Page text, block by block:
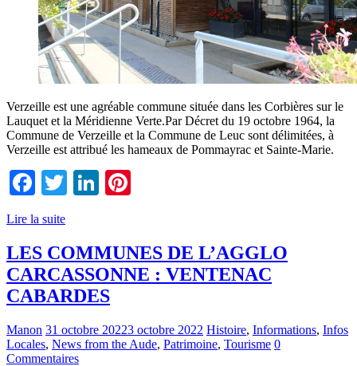
Verzeille est une agréable commune située dans les Corbières sur le
Lauquet et la Méridienne Verte.Par Décret du 19 octobre 1964, la
Commune de Verzeille et la Commune de Leuc sont délimitées, à
Verzeille est attribué les hameaux de Pommayrac et Sainte-Marie.
Facebook
TwitterLinkedIn
Lire la suite
LES COMMUNES DE L’AGGLO
CARCASSONNE : VENTENAC
CABARDES
Manon 31 octobre 20223 octobre 2022 Histoire, Informations, Infos
Locales, News from the Aude, Patrimoine, Tourisme 0
Commentaires